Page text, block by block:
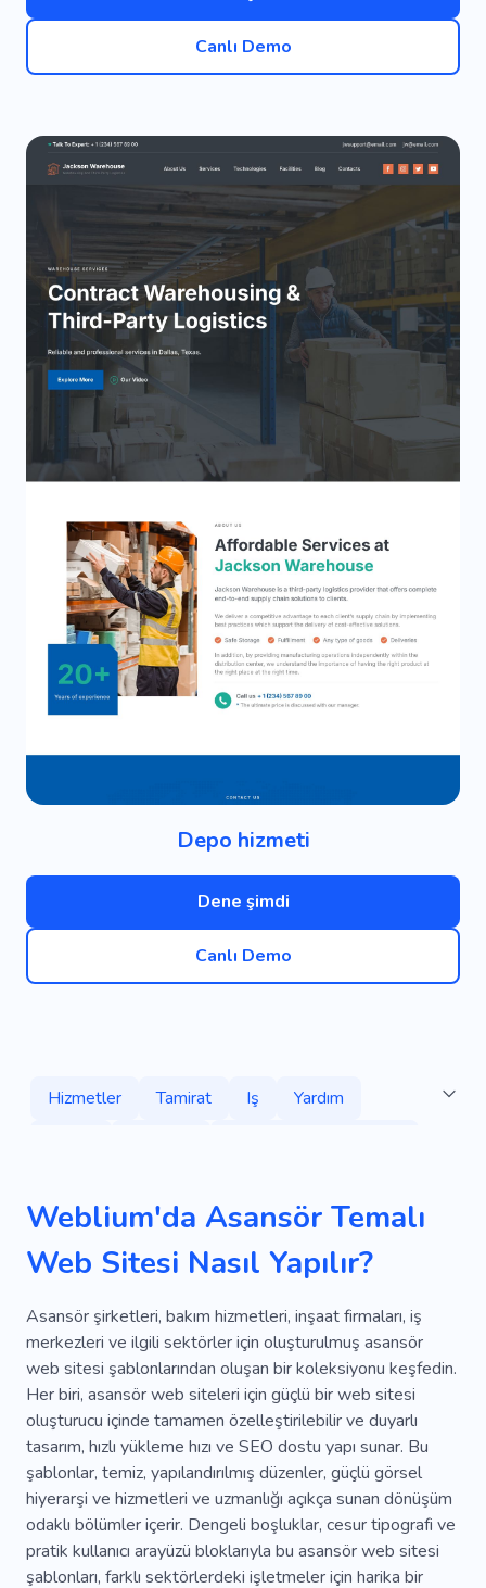
Canlı Demo
Depo hizmeti
Dene şimdi
Canlı Demo
Hizmetler Tamirat Iş
Yardım
Konfor
Ofis Danışma Teşhis
Uzay
Şirket
Tesisler Güç Sistemleri
Büro
Danışmanlık
Ofis Taşınması
Proje
Mimari
Reklam Güvenilirlik
Deneyim
Planlama
Tente
Inşaatçılar
Restorasyon
Mezuniyet
Altyapı
Makine
Demiryolu Yel Değirmeni
Çatı
Inşaat Halinde
Dış
Yeniden Yapılanma
Geometri
Mülk Davaları
Weblium'da Asansör Temalı
Web Sitesi Nasıl Yapılır?
Asansör şirketleri, bakım hizmetleri, inşaat firmaları, iş
merkezleri ve ilgili sektörler için oluşturulmuş asansör
web sitesi şablonlarından oluşan bir koleksiyonu keşfedin.
Her biri, asansör web siteleri için güçlü bir web sitesi
oluşturucu içinde tamamen özelleştirilebilir ve duyarlı
tasarım, hızlı yükleme hızı ve SEO dostu yapı sunar. Bu
şablonlar, temiz, yapılandırılmış düzenler, güçlü görsel
hiyerarşi ve hizmetleri ve uzmanlığı açıkça sunan dönüşüm
odaklı bölümler içerir. Dengeli boşluklar, cesur tipografi ve
pratik kullanıcı arayüzü bloklarıyla bu asansör web sitesi
şablonları, farklı sektörlerdeki işletmeler için harika bir